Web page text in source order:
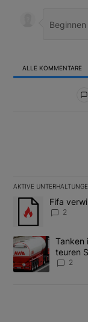
ALLE KOMMENTARE
AKTIVE
Das Folgende ist
Ein Trendartikel
Fifa
2
Ein Trendartikel
Tanken
teuren
2